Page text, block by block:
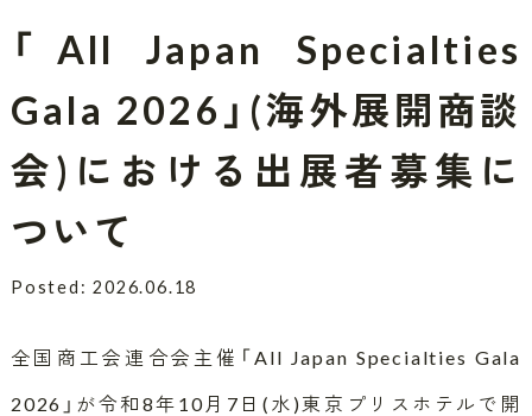
「All Japan Specialties
Gala 2026」(海外展開商談
会)における出展者募集に
ついて
Posted: 2026.06.18
全国商工会連合会主催「All Japan Specialties Gala
2026」が令和8年10月7日(水)東京プリスホテルで開